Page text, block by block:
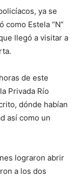
ya se
Estela “N”
llegó a visitar a
de este
Privada Río
dónde habían
así como un
lograron abrir
a los dos